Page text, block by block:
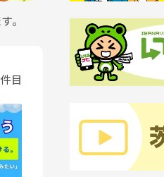
。
目